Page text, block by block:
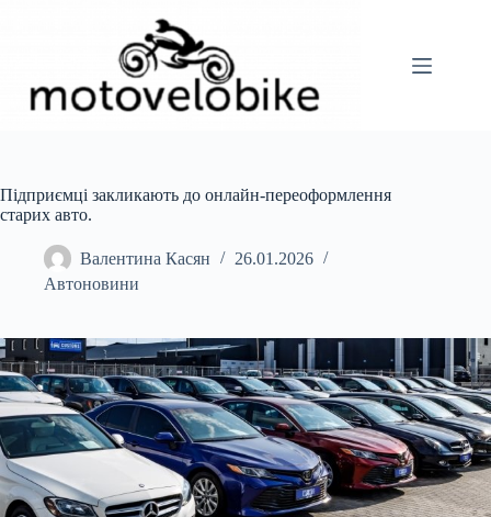
Підприємці закликають до онлайн-переоформлення
старих авто.
Валентина Касян
26.01.2026
Автоновини